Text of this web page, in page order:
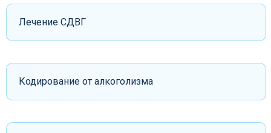
Лечение СДВГ
Кодирование от алкоголизма